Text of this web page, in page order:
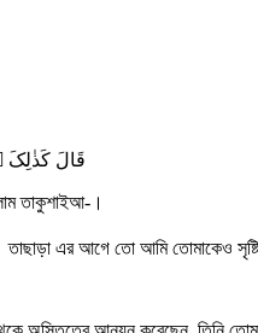
قَالَ
তাকুশাইআ-।
এর আগে তো আমি তোমাকেও